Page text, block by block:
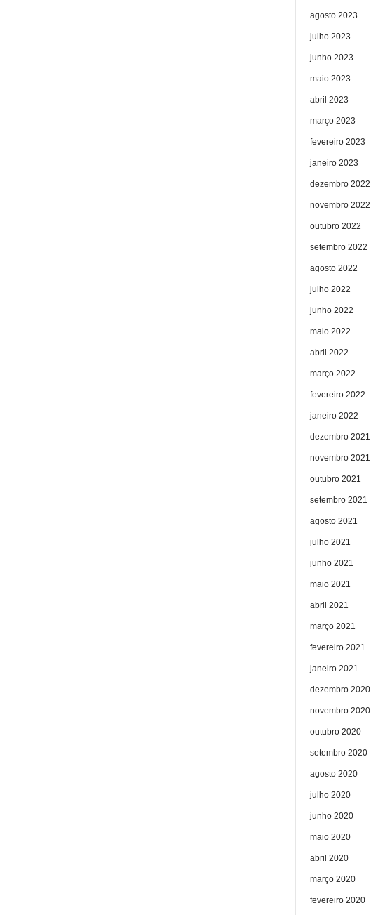
agosto 2023
julho 2023
junho 2023
maio 2023
abril 2023
março 2023
fevereiro 2023
janeiro 2023
dezembro 2022
novembro 2022
outubro 2022
setembro 2022
agosto 2022
julho 2022
junho 2022
maio 2022
abril 2022
março 2022
fevereiro 2022
janeiro 2022
dezembro 2021
novembro 2021
outubro 2021
setembro 2021
agosto 2021
julho 2021
junho 2021
maio 2021
abril 2021
março 2021
fevereiro 2021
janeiro 2021
dezembro 2020
novembro 2020
outubro 2020
setembro 2020
agosto 2020
julho 2020
junho 2020
maio 2020
abril 2020
março 2020
fevereiro 2020